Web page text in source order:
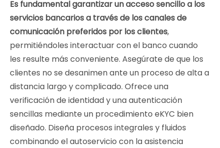
Es fundamental garantizar un acceso sencillo a los
servicios bancarios a través de los canales de
comunicación preferidos por los clientes,
permitiéndoles interactuar con el banco cuando
les resulte más conveniente. Asegúrate de que los
clientes no se desanimen ante un proceso de alta a
distancia largo y complicado. Ofrece una
verificación de identidad y una autenticación
sencillas mediante un procedimiento eKYC bien
diseñado. Diseña procesos integrales y fluidos
combinando el autoservicio con la asistencia